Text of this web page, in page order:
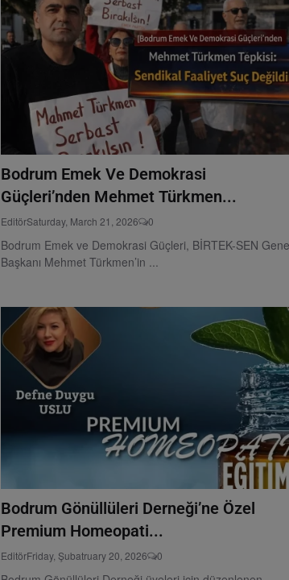
Bodrum Emek Ve Demokrasi
Güçleri’nden Mehmet Türkmen...
EditörSaturday, March 21, 2026 0
Bodrum Emek ve Demokrasi Güçleri, BİRTEK-SEN
Başkanı Mehmet Türkmen’in ...
Bodrum Gönüllüleri Derneği’ne Özel
Premium Homeopati...
EditörFriday, Şubatruary 20, 2026 0